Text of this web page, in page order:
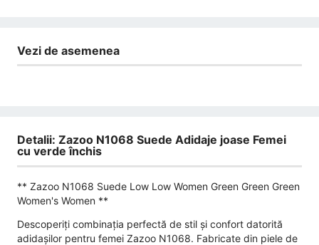
Vezi de asemenea
Detalii: Zazoo N1068 Suede Adidaje joase Femei
cu verde închis
** Zazoo N1068 Suede Low Low Women Green Green Green
Women's Women **
Descoperiți combinația perfectă de stil și confort datorită
adidașilor pentru femei Zazoo N1068. Fabricate din piele de